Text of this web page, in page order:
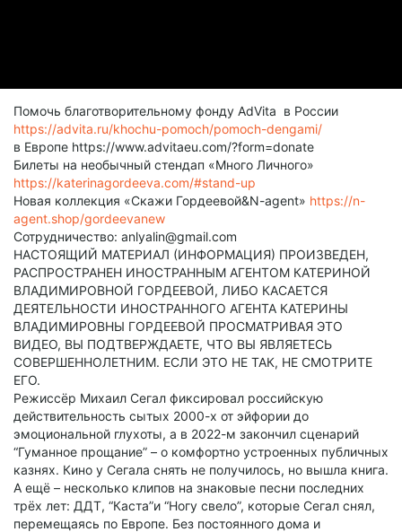
Помочь благотворительному фонду AdVita в России
https://advita.ru/khochu-pomoch/pomoch-dengami/
в Европе https://www.advitaeu.com/?form=donate
Билеты на необычный стендап «Много Личного»
https://katerinagordeeva.com/#stand-up
Новая коллекция «Скажи Гордеевой&N-agent» https://n-
agent.shop/gordeevanew
Сотрудничество: anlyalin@gmail.com
НАСТОЯЩИЙ МАТЕРИАЛ (ИНФОРМАЦИЯ) ПРОИЗВЕДЕН,
РАСПРОСТРАНЕН ИНОСТРАННЫМ АГЕНТОМ КАТЕРИНОЙ
ВЛАДИМИРОВНОЙ ГОРДЕЕВОЙ, ЛИБО КАСАЕТСЯ
ДЕЯТЕЛЬНОСТИ ИНОСТРАННОГО АГЕНТА КАТЕРИНЫ
ВЛАДИМИРОВНЫ ГОРДЕЕВОЙ ПРОСМАТРИВАЯ ЭТО
ВИДЕО, ВЫ ПОДТВЕРЖДАЕТЕ, ЧТО ВЫ ЯВЛЯЕТЕСЬ
СОВЕРШЕННОЛЕТНИМ. ЕСЛИ ЭТО НЕ ТАК, НЕ СМОТРИТЕ
ЕГО.
Режиссёр Михаил Сегал фиксировал российскую
действительность сытых 2000-х от эйфории до
эмоциональной глухоты, а в 2022-м закончил сценарий
“Гуманное прощание” – о комфортно устроенных публичных
казнях. Кино у Сегала снять не получилось, но вышла книга.
А ещё – несколько клипов на знаковые песни последних
трёх лет: ДДТ, “Каста”и “Ногу свело”, которые Сегал снял,
перемещаясь по Европе. Без постоянного дома и